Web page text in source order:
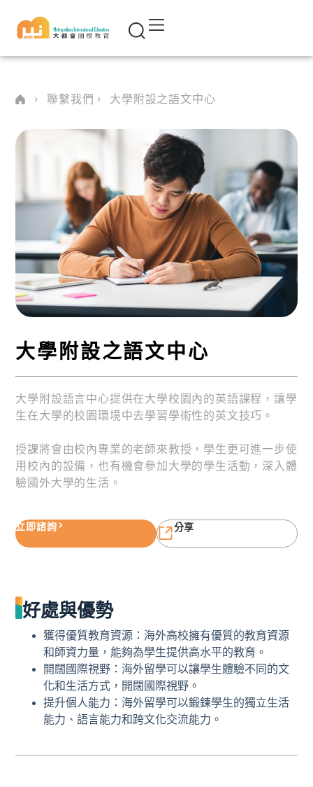
聯繫我們 大學附設之語文中心
大學附設之語文中心
大學附設語言中心提供在大學校園內的英語課程，讓學
生在大學的校園環境中去學習學術性的英文技巧。
授課將會由校內專業的老師來教授，學生更可進一步使
用校內的設備，也有機會參加大學的學生活動，深入體
驗國外大學的生活。
立即諮詢 分享
好處與優勢
獲得優質教育資源：海外高校擁有優質的教育資源
和師資力量，能夠為學生提供高水平的教育。
開闊國際視野：海外留學可以讓學生體驗不同的文
化和生活方式，開闊國際視野。
提升個人能力：海外留學可以鍛鍊學生的獨立生活
能力、語言能力和跨文化交流能力。